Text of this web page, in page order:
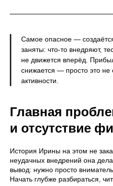
Самое опасное —
заняты: что-то внедряют,
не движется вперёд.
снижается — просто это не
активности.
Главная
и отсутствие
История Ирины на этом не
неудачных внедрений она
вывод: нужно просто
Начать глубже разбираться,